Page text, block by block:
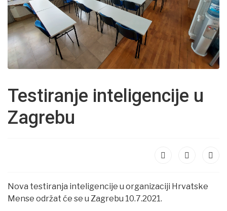
Testiranje inteligencije u
Zagrebu
Nova testiranja inteligencije u organizaciji Hrvatske
Mense održat će se u Zagrebu 10.7.2021.